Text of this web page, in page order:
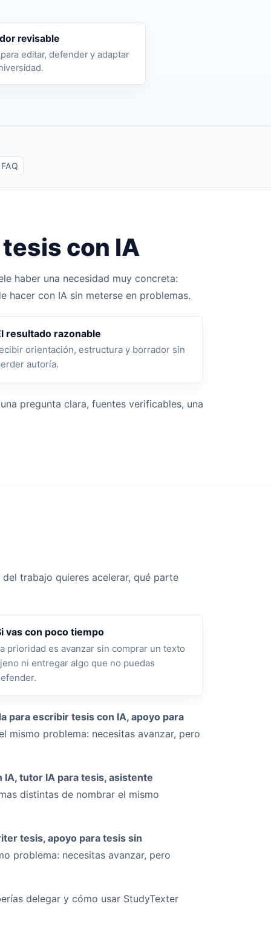
revisable
editar, defender y adaptar
FAQ
con IA
haber una necesidad muy concreta:
hacer con IA sin meterse en problemas.
resultado razonable
orientación, estructura y borrador sin
autoría.
pregunta clara, fuentes verificables, una
trabajo quieres acelerar, qué parte
vas con poco tiempo
prioridad es avanzar sin comprar un texto
ni entregar algo que no puedas
para escribir tesis con IA, apoyo para
mismo problema: necesitas avanzar, pero
tutor IA para tesis, asistente
distintas de nombrar el mismo
tesis, apoyo para tesis sin
problema: necesitas avanzar, pero
delegar y cómo usar StudyTexter